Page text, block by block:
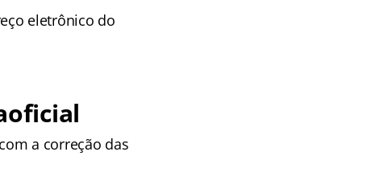
eletrônico do
a correção das